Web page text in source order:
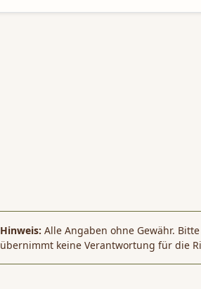
Hinweis: Alle Angaben ohne Gewähr.
übernimmt keine Verantwortung für die